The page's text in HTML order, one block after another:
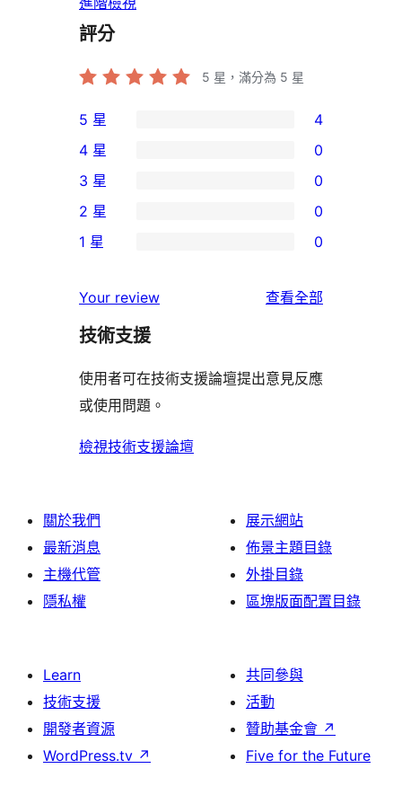
評分
5 星，滿分為 5 星
4
個
5
星
使
者
論
5 星 4
個
4
星
用
者
論
4 星 0
0
個
3
使
用
評
論
3 星 0
個
星
使
者
評
論
2 星 0
1
星
用
者
評
1 星 0
Your review 查看全部
評
技術支援
使用者可在技術支援論壇提出意見反應
或使用問題。
檢視技術支援論壇
關於我們
最新消息
主機代管
隱私權
展示網站
佈景主題目錄
外掛目錄
區塊版面配置目錄
Learn
技術支援
開發者資源
WordPress.tv ↗
共同參與
活動
贊助基金會 ↗
Five for the Future